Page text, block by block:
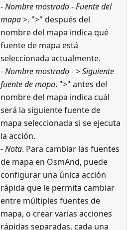
-Nombre mostrado-Fuente del
mapa>. ">" después del
nombre del mapa indica qué
fuente de mapa está
seleccionada actualmente.
-Nombre mostrado- >Siguiente
fuente de mapa. ">" antes del
nombre del mapa indica cuál
será la siguiente fuente de
mapa seleccionada si se ejecuta
la acción.
-Nota. Para cambiar las fuentes
de mapa en OsmAnd, puede
configurar una única acción
rápida que le permita cambiar
entre múltiples fuentes de
mapa, o crear varias acciones
rápidas separadas, cada una